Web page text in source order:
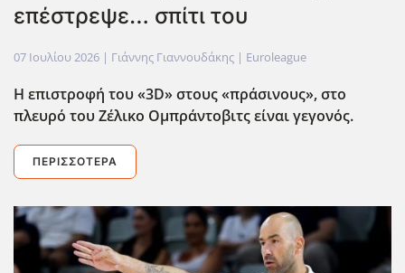
επέστρεψε… σπίτι του
07 Ιουλίου 2026 | Γιάννης Γιαννουδάκης | Euroleague
Η επιστροφή του «3D» στους «πράσινους», στο
πλευρό του Ζέλικο Ομπράντοβιτς είναι γεγονός.
ΠΕΡΙΣΣΌΤΕΡΑ